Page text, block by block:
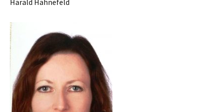
Harald Hahnefeld